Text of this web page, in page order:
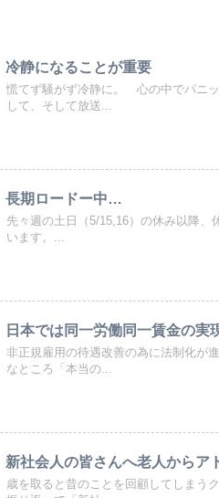
冷静になることが重要
慌てず騒がず冷静に。 心の中でパニ
して、そして放送...
長期ロードー中…
先々週の土日（5/15,16）の休み以降、
います。...
日本では同一労働同一賃金の実
非正規雇用の待遇改善の為に法制化が
なところ「本当の...
新社会人の皆さんへ老人からア
歳を取ると昔のことを回顧してしまう